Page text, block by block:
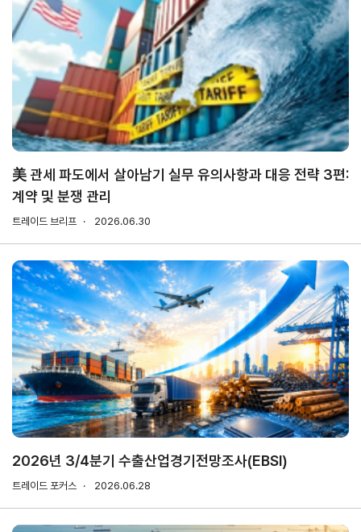
사회
공헌
활동
활동소개
CI규
정/
서체
마이페이지
홈
KITA
.net
서비스
신청내역
자문/
상담
내역
관심정보
KITA
멤버
십
무역
아카
데미
자사
정보
관리
회원
정보
관리
美 관세 파도에서 살아남기 실무 유의사항과 대응 전략 3편:
계약 및 분쟁 관리
트레이드 브리프 2026.06.30
2026년 3/4분기 수출산업경기전망조사(EBSI)
트레이드 포커스 2026.06.28